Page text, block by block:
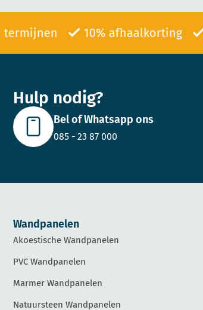
in termijnen 10% afhaalkorting
Hulp nodig?
Bel of Whatsapp ons
085 - 23 87 000
Wandpanelen
Akoestische Wandpanelen
PVC Wandpanelen
Marmer Wandpanelen
Natuursteen Wandpanelen